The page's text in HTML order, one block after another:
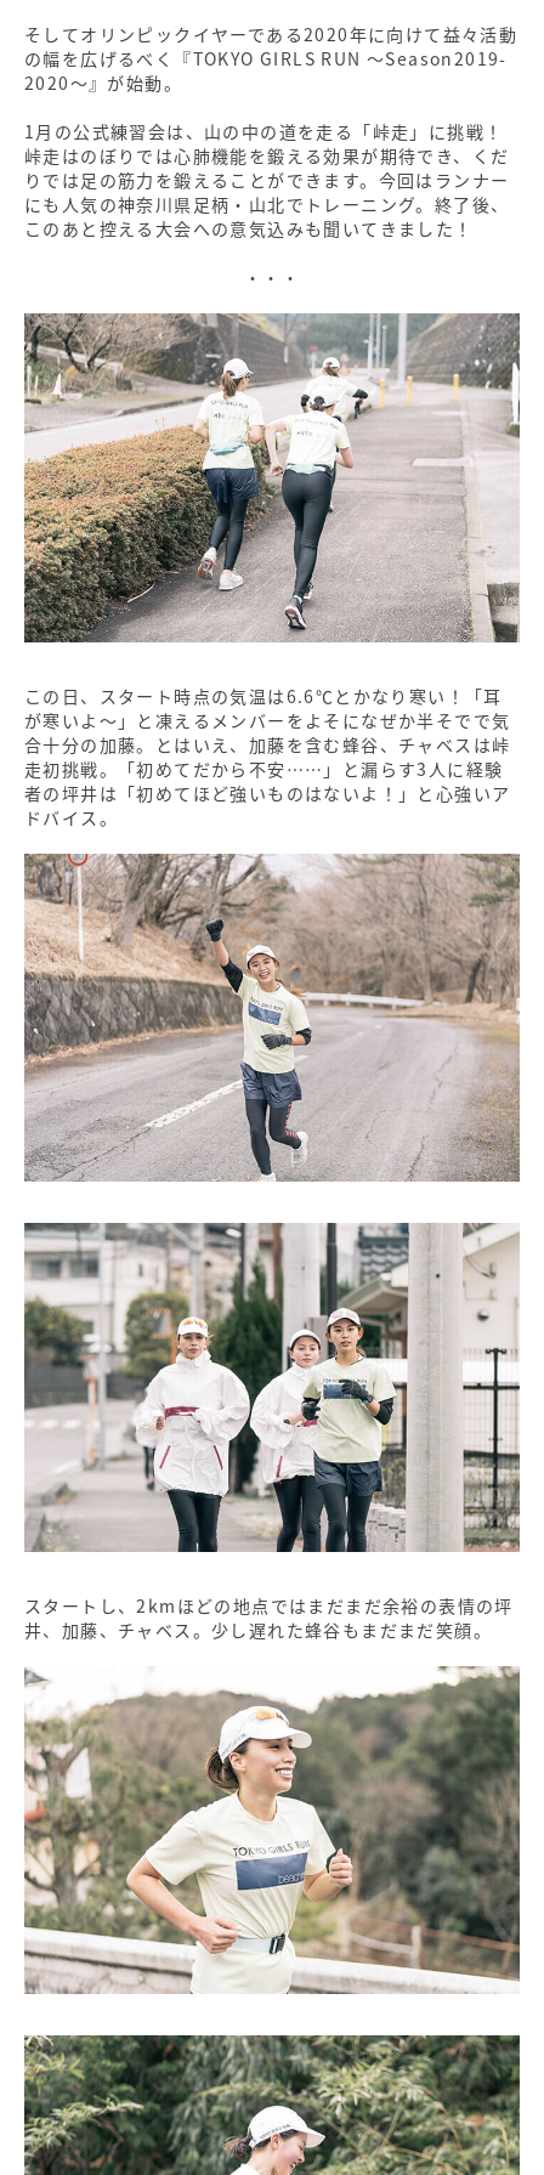
そしてオリンピックイヤーである2020年に向けて益々活動
の幅を広げるべく『TOKYO GIRLS RUN 〜Season2019-
2020〜』が始動。
1月の公式練習会は、山の中の道を走る「峠走」に挑戦！
峠走はのぼりでは心肺機能を鍛える効果が期待でき、くだ
りでは足の筋力を鍛えることができます。今回はランナー
にも人気の神奈川県足柄・山北でトレーニング。終了後、
このあと控える大会への意気込みも聞いてきました！
・・・
この日、スタート時点の気温は6.6℃とかなり寒い！「耳
が寒いよ～」と凍えるメンバーをよそになぜか半そでで気
合十分の加藤。とはいえ、加藤を含む蜂谷、チャベスは峠
走初挑戦。「初めてだから不安……」と漏らす3人に経験
者の坪井は「初めてほど強いものはないよ！」と心強いア
ドバイス。
スタートし、2kmほどの地点ではまだまだ余裕の表情の坪
井、加藤、チャベス。少し遅れた蜂谷もまだまだ笑顔。